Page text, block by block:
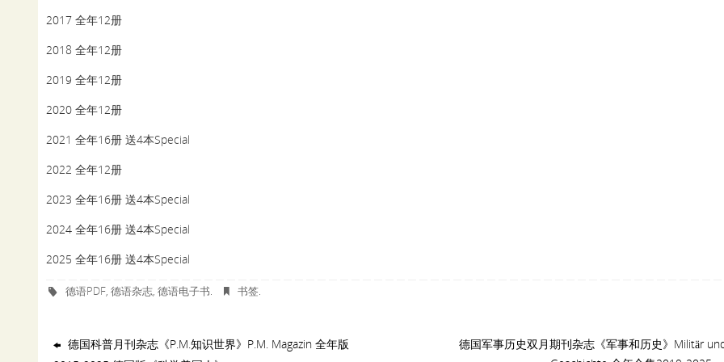
2017 全年12册
2018 全年12册
2019 全年12册
2020 全年12册
2021 全年16册 送4本Special
2022 全年12册
2023 全年16册 送4本Special
2024 全年16册 送4本Special
2025 全年16册 送4本Special
德语PDF,德语杂志,德语电子书. 书签.
德国科普月刊杂志《P.M.知识世界》P.M. Magazin 全年版
德国军事历史双月期刊杂志《军事和历史》Militär